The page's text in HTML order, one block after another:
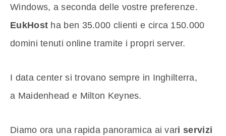
Windows, a seconda delle vostre preferenze.
EukHost ha ben 35.000 clienti e circa 150.000
domini tenuti online tramite i propri server.
I data center si trovano sempre in Inghilterra,
a Maidenhead e Milton Keynes.
Diamo ora una rapida panoramica ai vari servizi